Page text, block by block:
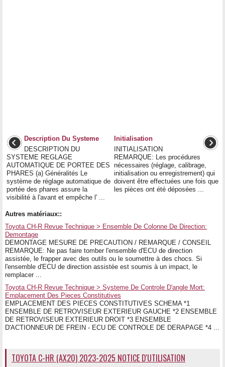
Description Du Systeme
DESCRIPTION DU
SYSTEME REGLAGE
AUTOMATIQUE DE PORTEE DES
PHARES (a) Généralités Le
système de réglage automatique de
portée des phares assure la
visibilité à l'avant et empêche l' ...
Initialisation
INITIALISATION
REMARQUE: Les procédures
nécessaires (réglage, calibrage,
initialisation ou enregistrement) qui
doivent être effectuées une fois que
les pièces ont été déposées ...
Autres matériaux::
Toyota CH-R Revue Technique > Ensemble De Colonne De Direction:
Demontage
DEMONTAGE MESURE DE PRECAUTION / REMARQUE / CONSEIL
REMARQUE: Ne pas faire tomber l'ensemble d'ECU de direction
assistée, le frapper avec des outils ou le soumettre à des chocs. Si
l'ensemble d'ECU de direction assistée est soumis à un impact, le
remplacer ...
Toyota CH-R Revue Technique > Systeme De Controle D'angle Mort:
Emplacement Des Pieces Constitutives
EMPLACEMENT DES PIECES CONSTITUTIVES SCHEMA *1
ENSEMBLE DE RETROVISEUR EXTERIEUR GAUCHE *2 ENSEMBLE
DE RETROVISEUR EXTERIEUR DROIT *3 ENSEMBLE
D'ACTIONNEUR DE FREIN - ECU DE CONTROLE DE DERAPAGE *4 ...
TOYOTA C-HR (AX20) 2023-2025 NOTICE D'UTILISATION